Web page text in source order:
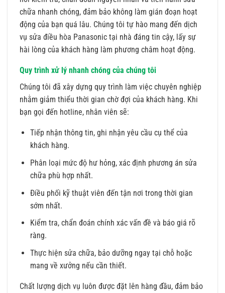
chữa nhanh chóng, đảm bảo không làm gián đoạn hoạt
động của bạn quá lâu. Chúng tôi tự hào mang đến dịch
vụ sửa điều hòa Panasonic tại nhà đáng tin cậy, lấy sự
hài lòng của khách hàng làm phương châm hoạt động.
Quy trình xử lý nhanh chóng của chúng tôi
Chúng tôi đã xây dựng quy trình làm việc chuyên nghiệp
nhằm giảm thiểu thời gian chờ đợi của khách hàng. Khi
bạn gọi đến hotline, nhân viên sẽ:
Tiếp nhận thông tin, ghi nhận yêu cầu cụ thể của
khách hàng.
Phân loại mức độ hư hỏng, xác định phương án sửa
chữa phù hợp nhất.
Điều phối kỹ thuật viên đến tận nơi trong thời gian
sớm nhất.
Kiểm tra, chẩn đoán chính xác vấn đề và báo giá rõ
ràng.
Thực hiện sửa chữa, bảo dưỡng ngay tại chỗ hoặc
mang về xưởng nếu cần thiết.
Chất lượng dịch vụ luôn được đặt lên hàng đầu, đảm bảo